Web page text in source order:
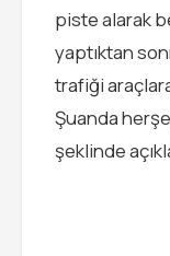
piste alarak
yaptıktan
trafiği
Şuanda
şeklinde